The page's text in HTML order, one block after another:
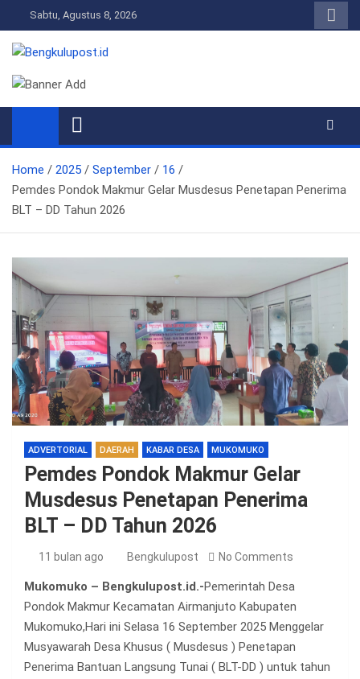
to
content
Sabtu, Agustus 8, 2026
Bengkulupost.id
Bengkulupost
Home 2025 September
16
Pemdes Pondok Makmur Gelar Musdesus Penetapan Penerima
BLT – DD Tahun 2026
ADVERTORIAL DAERAH KABAR DESA MUKOMUKO
Pemdes Pondok Makmur Gelar
Musdesus Penetapan Penerima
BLT – DD Tahun 2026
11 bulan ago Bengkulupost No Comments
Mukomuko – Bengkulupost.id.-Pemerintah Desa
Pondok Makmur Kecamatan Airmanjuto Kabupaten
Mukomuko,Hari ini Selasa 16 September 2025 Menggelar
Musyawarah Desa Khusus ( Musdesus ) Penetapan
Penerima Bantuan Langsung Tunai ( BLT-DD ) untuk tahun